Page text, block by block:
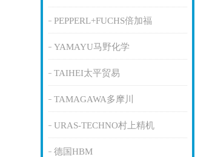
PEPPERL+FUCHS倍加福
YAMAYU马野化学
TAIHEI太平贸易
TAMAGAWA多摩川
URAS-TECHNO村上精机
德国HBM